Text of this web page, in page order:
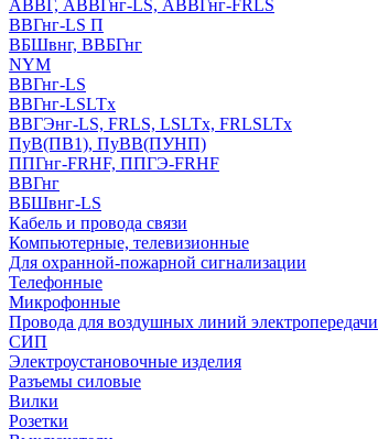
АВВГ, АВВГнг-LS, АВВГнг-FRLS
ВВГнг-LS П
ВБШвнг, ВВБГнг
NYM
ВВГнг-LS
ВВГнг-LSLTx
ВВГЭнг-LS, FRLS, LSLTx, FRLSLTx
ПуВ(ПВ1), ПуВВ(ПУНП)
ППГнг-FRHF, ППГЭ-FRHF
ВВГнг
ВБШвнг-LS
Кабель и провода связи
Компьютерные, телевизионные
Для охранной-пожарной сигнализации
Телефонные
Микрофонные
Провода для воздушных линий электропередачи
СИП
Электроустановочные изделия
Разъемы силовые
Вилки
Розетки